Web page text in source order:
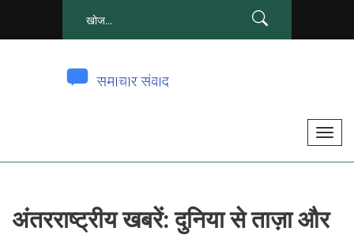
टॉ
सं
अंतरराष्ट्रीय खबरें: दुनिया से ताज़ा और